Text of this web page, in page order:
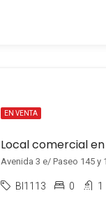
EN VENTA
Avenida 3 e/ Paseo 145 y
BI1113 0 1